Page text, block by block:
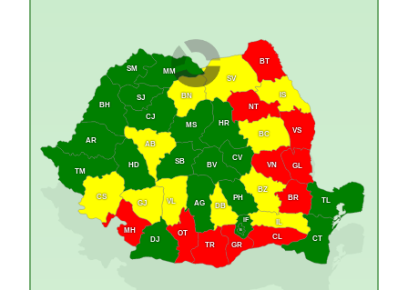
AR
BH
CS PH
IF
TM
BT
GL
BZ
BR TL
CT
GR
DB
IS
NT
SJ
SM
AG
SB
VL
BV
CV
HR
MM
MS
CJ
HD
AB
BN
VN
VS
DJ
GJ
MH
BC
OT
TR
B
CL
SV
IL